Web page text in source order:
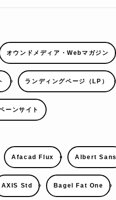
オウンドメディア・Webマガジン
ランディングページ（LP）
ーンサイト
Afacad Flux Albert Sans
AXIS Std Bagel Fat One